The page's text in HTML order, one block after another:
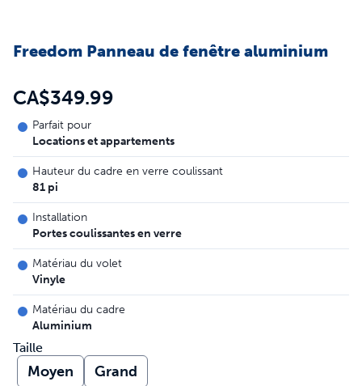
Freedom Panneau de fenêtre aluminium
CA$349.99
Parfait pour
Locations et appartements
Hauteur du cadre en verre coulissant
81 pi
Installation
Portes coulissantes en verre
Matériau du volet
Vinyle
Matériau du cadre
Aluminium
Taille
Moyen Grand